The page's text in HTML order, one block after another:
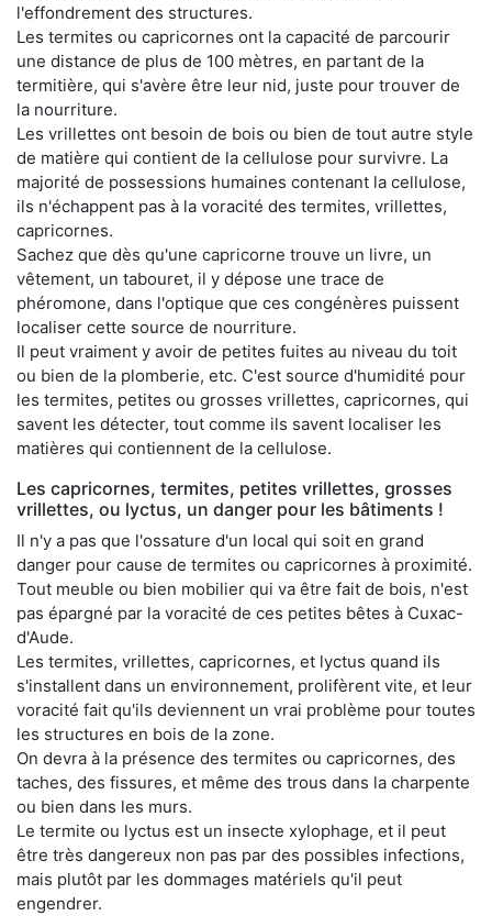
l'effondrement des structures.
Les termites ou capricornes ont la capacité de parcourir
une distance de plus de 100 mètres, en partant de la
termitière, qui s'avère être leur nid, juste pour trouver de
la nourriture.
Les vrillettes ont besoin de bois ou bien de tout autre style
de matière qui contient de la cellulose pour survivre. La
majorité de possessions humaines contenant la cellulose,
ils n'échappent pas à la voracité des termites, vrillettes,
capricornes.
Sachez que dès qu'une capricorne trouve un livre, un
vêtement, un tabouret, il y dépose une trace de
phéromone, dans l'optique que ces congénères puissent
localiser cette source de nourriture.
Il peut vraiment y avoir de petites fuites au niveau du toit
ou bien de la plomberie, etc. C'est source d'humidité pour
les termites, petites ou grosses vrillettes, capricornes, qui
savent les détecter, tout comme ils savent localiser les
matières qui contiennent de la cellulose.
Les capricornes, termites, petites vrillettes, grosses
vrillettes, ou lyctus, un danger pour les bâtiments !
Il n'y a pas que l'ossature d'un local qui soit en grand
danger pour cause de termites ou capricornes à proximité.
Tout meuble ou bien mobilier qui va être fait de bois, n'est
pas épargné par la voracité de ces petites bêtes à Cuxac-
d'Aude.
Les termites, vrillettes, capricornes, et lyctus quand ils
s'installent dans un environnement, prolifèrent vite, et leur
voracité fait qu'ils deviennent un vrai problème pour toutes
les structures en bois de la zone.
On devra à la présence des termites ou capricornes, des
taches, des fissures, et même des trous dans la charpente
ou bien dans les murs.
Le termite ou lyctus est un insecte xylophage, et il peut
être très dangereux non pas par des possibles infections,
mais plutôt par les dommages matériels qu'il peut
engendrer.